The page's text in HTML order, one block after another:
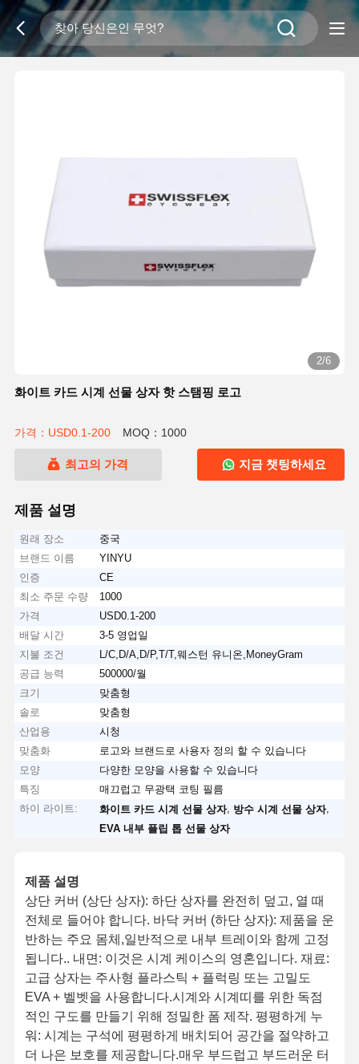
2/6
화이트 카드 시계 선물 상자 핫 스탬핑 로고
가격：USD0.1-200 MOQ：1000
최고의 가격 지금 챗팅하세요
제품 설명
원래 장소
중국
브랜드 이름
YINYU
인증
CE
최소 주문 수량
1000
가격
USD0.1-200
배달 시간
3-5 영업일
지불 조건
L/C,D/A,D/P,T/T,웨스턴 유니온,MoneyGram
공급 능력
500000/월
크기
맞춤형
솔로
맞춤형
산업용
시청
맞춤화
로고와 브랜드로 사용자 정의 할 수 있습니다
모양
다양한 모양을 사용할 수 있습니다
특징
매끄럽고 무광택 코팅 필름
하이 라이트:
화이트 카드 시계 선물 상자, 방수 시계 선물 상자,
EVA 내부 플립 톱 선물 상자
제품 설명
상단 커버 (상단 상자): 하단 상자를 완전히 덮고, 열 때
전체로 들어야 합니다. 바닥 커버 (하단 상자): 제품을 운
반하는 주요 몸체,일반적으로 내부 트레이와 함께 고정
됩니다.. 내면: 이것은 시계 케이스의 영혼입니다. 재료:
고급 상자는 주사형 플라스틱 + 플럭링 또는 고밀도
EVA + 벨벳을 사용합니다.시계와 시계띠를 위한 독점
적인 구도를 만들기 위해 정밀한 폼 제작. 평평하게 누
워: 시계는 구석에 평평하게 배치되어 공간을 절약하고
더 나은 보호를 제공합니다.매우 부드럽고 부드러운 터